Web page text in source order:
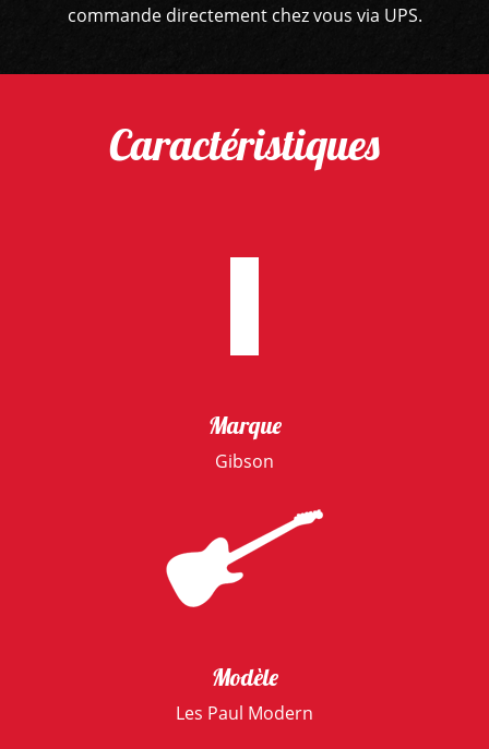
commande directement chez vous via UPS.
Caractéristiques
Marque
Gibson
Modèle
Les Paul Modern